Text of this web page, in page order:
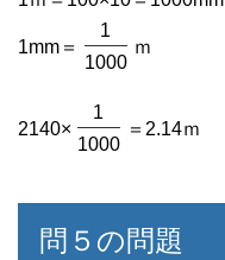
1mm＝
1
1000
ｍ
2140×
1
1000
＝2.14ｍ
問５の問題